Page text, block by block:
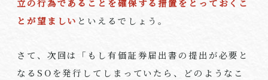
とが望ましい といえるでしょう。
さて、次回は「もし有価証券届出書の提出が必要と
なる SO を発行してしまっていたら、どのようなこ